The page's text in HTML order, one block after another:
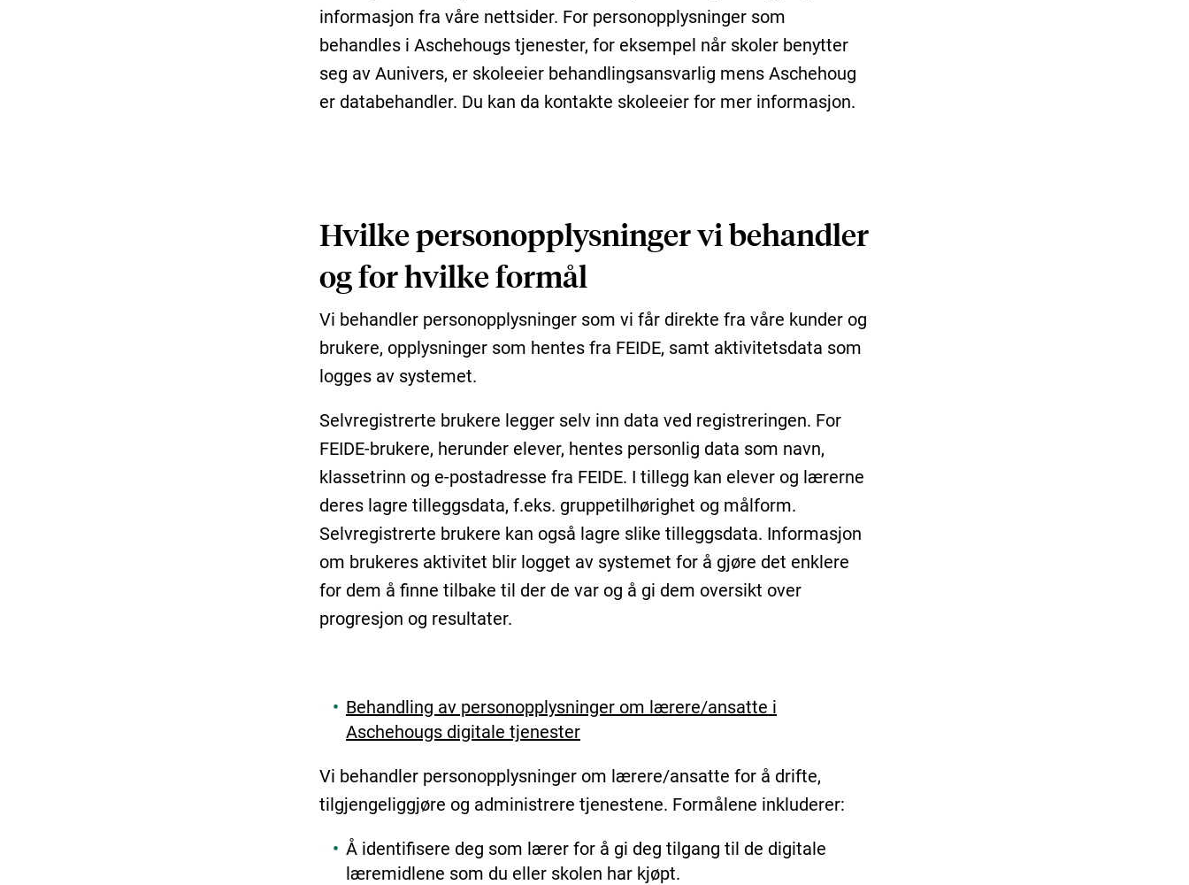
informasjon fra våre nettsider. For personopplysninger som
behandles i Aschehougs tjenester, for eksempel når skoler benytter
seg av Aunivers, er skoleeier behandlingsansvarlig mens Aschehoug
er databehandler. Du kan da kontakte skoleeier for mer informasjon.
Hvilke personopplysninger vi behandler
og for hvilke formål
Vi behandler personopplysninger som vi får direkte fra våre kunder og
brukere, opplysninger som hentes fra FEIDE, samt aktivitetsdata som
logges av systemet.
Selvregistrerte brukere legger selv inn data ved registreringen. For
FEIDE-brukere, herunder elever, hentes personlig data som navn,
klassetrinn og e-postadresse fra FEIDE. I tillegg kan elever og lærerne
deres lagre tilleggsdata, f.eks. gruppetilhørighet og målform.
Selvregistrerte brukere kan også lagre slike tilleggsdata. Informasjon
om brukeres aktivitet blir logget av systemet for å gjøre det enklere
for dem å finne tilbake til der de var og å gi dem oversikt over
progresjon og resultater.
Behandling av personopplysninger om lærere/ansatte i
Aschehougs digitale tjenester
Vi behandler personopplysninger om lærere/ansatte for å drifte,
tilgjengeliggjøre og administrere tjenestene. Formålene inkluderer:
Å identifisere deg som lærer for å gi deg tilgang til de digitale
læremidlene som du eller skolen har kjøpt.